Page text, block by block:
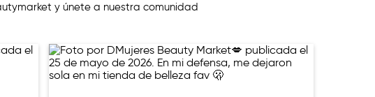
y únete a nuestra comunidad